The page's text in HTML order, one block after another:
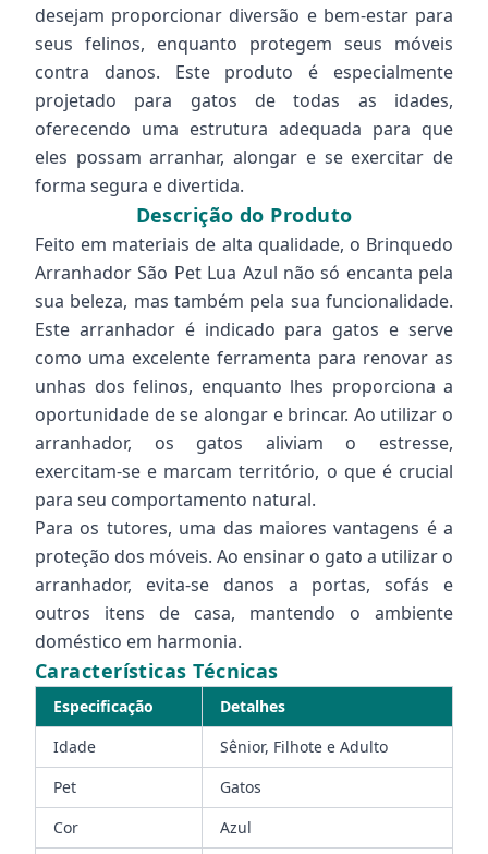
desejam proporcionar diversão e bem-estar para
seus felinos, enquanto protegem seus móveis
contra danos. Este produto é especialmente
projetado para gatos de todas as idades,
oferecendo uma estrutura adequada para que
eles possam arranhar, alongar e se exercitar de
forma segura e divertida.
Descrição do Produto
Feito em materiais de alta qualidade, o Brinquedo
Arranhador São Pet Lua Azul não só encanta pela
sua beleza, mas também pela sua funcionalidade.
Este arranhador é indicado para gatos e serve
como uma excelente ferramenta para renovar as
unhas dos felinos, enquanto lhes proporciona a
oportunidade de se alongar e brincar. Ao utilizar o
arranhador, os gatos aliviam o estresse,
exercitam-se e marcam território, o que é crucial
para seu comportamento natural.
Para os tutores, uma das maiores vantagens é a
proteção dos móveis. Ao ensinar o gato a utilizar o
arranhador, evita-se danos a portas, sofás e
outros itens de casa, mantendo o ambiente
doméstico em harmonia.
Características Técnicas
Especificação
Detalhes
Idade
Sênior, Filhote e Adulto
Pet
Gatos
Cor
Azul